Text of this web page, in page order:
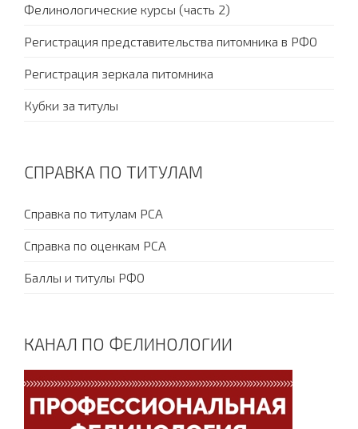
Фелинологические курсы (часть 2)
Регистрация представительства питомника в РФО
Регистрация зеркала питомника
Кубки за титулы
СПРАВКА ПО ТИТУЛАМ
Справка по титулам PCA
Справка по оценкам PCA
Баллы и титулы РФО
КАНАЛ ПО ФЕЛИНОЛОГИИ